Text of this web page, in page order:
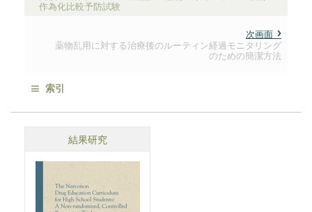
作為化比較予防試験
次画面
薬物乱用に対する治療後のルーティン経過モニタリング
のための簡潔方法
≡ 索引
結果研究